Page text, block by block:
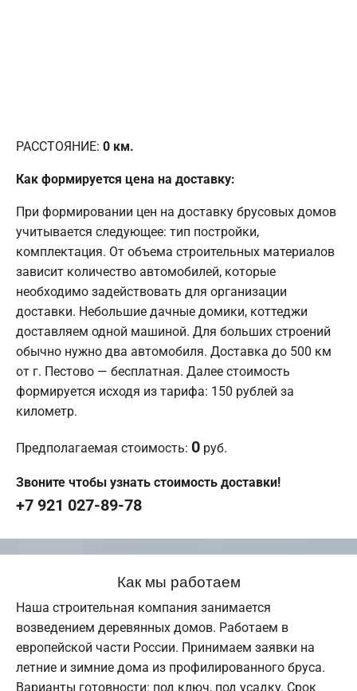
РАССТОЯНИЕ: 0 км.
Как формируется цена на доставку:
При формировании цен на доставку брусовых домов
учитывается следующее: тип постройки,
комплектация. От объема строительных материалов
зависит количество автомобилей, которые
необходимо задействовать для организации
доставки. Небольшие дачные домики, коттеджи
доставляем одной машиной. Для больших строений
обычно нужно два автомобиля. Доставка до 500 км
от г. Пестово — бесплатная. Далее стоимость
формируется исходя из тарифа: 150 рублей за
километр.
Предполагаемая стоимость: 0 руб.
Звоните чтобы узнать стоимость доставки!
+7 921 027-89-78
Как мы работаем
Наша строительная компания занимается
возведением деревянных домов. Работаем в
европейской части России. Принимаем заявки на
летние и зимние дома из профилированного бруса.
Варианты готовности: под ключ, под усадку. Срок